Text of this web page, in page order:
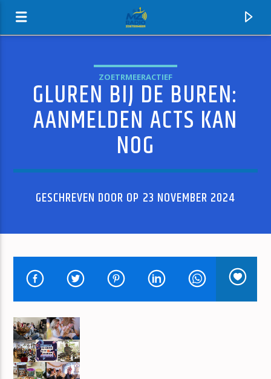
MZ-RADIO
HUIDIG NUMMER
TITEL
ARTIEST
ZOETRMEERACTIEF
GLUREN BIJ DE BUREN:
AANMELDEN ACTS KAN
NOG
GESCHREVEN DOOR OP 23 NOVEMBER 2024